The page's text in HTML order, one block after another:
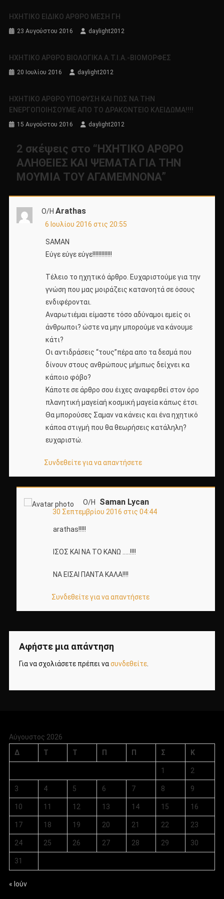
ΗΧΗΤΙΚΟ ΕΙΔΙΚΟ ΑΡΘΡΟ ΜΕΣΗ ΓΗ
23 Αυγούστου 2016 daylight2012
ΗΧΗΤΙΚΟ ΑΡΘΡΟ ΒΙΟΛΟΓΙΚΑ Α.Τ.Ι.Α.-ΒΙΟΜΟΡΦΕΣ
20 Ιουλίου 2016 daylight2012
ΗΧΗΤΙΚΟ ΑΡΘΡΟ ΥΠΟΦΥΣΗ ΚΑΙ ΠΩΣ ΝΑ ΤΗΝ
ΕΝΕΡΓΟΠΟΙΗΣΟΥΜΕ ΑΠΟ ΤΟ ΔΡΑΚΟΝΤΕΙΟ ΚΛΕΙΔΩΜΑ!!!!
15 Αυγούστου 2016 daylight2012
2 σκέψεις στο “ΗΧΗΤΙΚΟ ΑΡΘΡΟ
ΑΛΗΘΕΙΕΣ ΚΑΙ ΨΕΜΑΤΑ ΓΙΑ ΤΗΝ
ΜΟΥΜΙΑ ΤΟΥ ΑΓΑΜΕΜΝΟΝΑ”
Ο/Η Arathas
6 Ιουλίου 2016 στις 20:55
SAMAN
Εύγε εύγε εύγε!!!!!!!!!!!!!
Τέλειο το ηχητικό άρθρο. Ευχαριστούμε για την
γνώση που μας μοιράζεις κατανοητά σε όσους
ενδιφέρονται.
Αναρωτιέμαι είμαστε τόσο αδύναμοι εμείς οι
άνθρωποι? ώστε να μην μπορούμε να κάνουμε
κάτι?
Οι αντιδράσεις “τους”πέρα απο τα δεσμά που
δίνουν στους ανθρώπους μήμπως δείχνει κα
κάποιο φόβο?
Κάποτε σε άρθρο σου έιχες αναφερθεί στον όρο
πλανητική μαγείαή κοσμική μαγεία κάπως έτσι.
Θα μπορούσες Σαμαν να κάνεις και ένα ηχητικό
κάποα στιγμή που θα θεωρήσεις κατάληλη?
ευχαριστώ.
Συνδεθείτε για να απαντήσετε
Ο/Η Saman Lycan
30 Σεπτεμβρίου 2016 στις 04:44
arathas!!!!!
ΙΣΟΣ ΚΑΙ ΝΑ ΤΟ ΚΑΝΩ …..!!!!
ΝΑ ΕΙΣΑΙ ΠΑΝΤΑ ΚΑΛΑ!!!!
Συνδεθείτε για να απαντήσετε
Αφήστε μια απάντηση
Για να σχολιάσετε πρέπει νασυνδεθείτε.
Αύγουστος 2026
Δ
Τ Τ Π Π Σ Κ
1 2
3 4 5 6 7 8 9
10 11 12 13 14 15 16
17 18 19 20 21 22 23
24 25 26 27 28 29 30
31
« Ιούν